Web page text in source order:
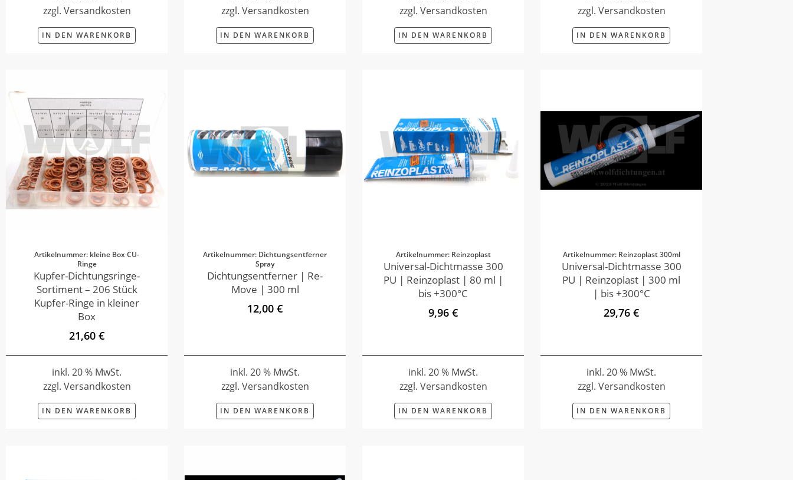
zzgl. Versandkosten
IN DEN WARENKORB
zzgl. Versandkosten
IN DEN WARENKORB
zzgl. Versandkosten
IN DEN WARENKORB
zzgl. Versandkosten
IN DEN WARENKORB
Artikelnummer: kleine Box CU-
Ringe
Kupfer-Dichtungsringe-
Sortiment – 206 Stück
Kupfer-Ringe in kleiner
Box
21,60 €
inkl. 20 % MwSt.
zzgl. Versandkosten
IN DEN WARENKORB
Artikelnummer: Dichtungsentferner
Spray
Dichtungsentferner | Re-
Move | 300 ml
12,00 €
inkl. 20 % MwSt.
zzgl. Versandkosten
IN DEN WARENKORB
Artikelnummer: Reinzoplast
Universal-Dichtmasse 300
PU | Reinzoplast | 80 ml |
bis +300°C
9,96 €
inkl. 20 % MwSt.
zzgl. Versandkosten
IN DEN WARENKORB
Artikelnummer: Reinzoplast 300ml
Universal-Dichtmasse 300
PU | Reinzoplast | 300 ml
| bis +300°C
29,76 €
inkl. 20 % MwSt.
zzgl. Versandkosten
IN DEN WARENKORB